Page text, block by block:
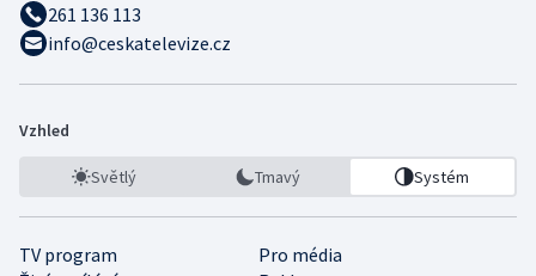
261 136 113
info@ceskatelevize.cz
Vzhled
Světlý Tmavý Systém
TV program
Pro média